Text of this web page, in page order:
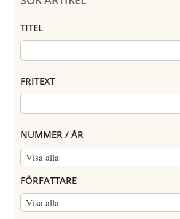
TITEL
FRITEXT
NUMMER / ÅR
Visa alla
N
M
M
FÖRFATTARE
Visa alla